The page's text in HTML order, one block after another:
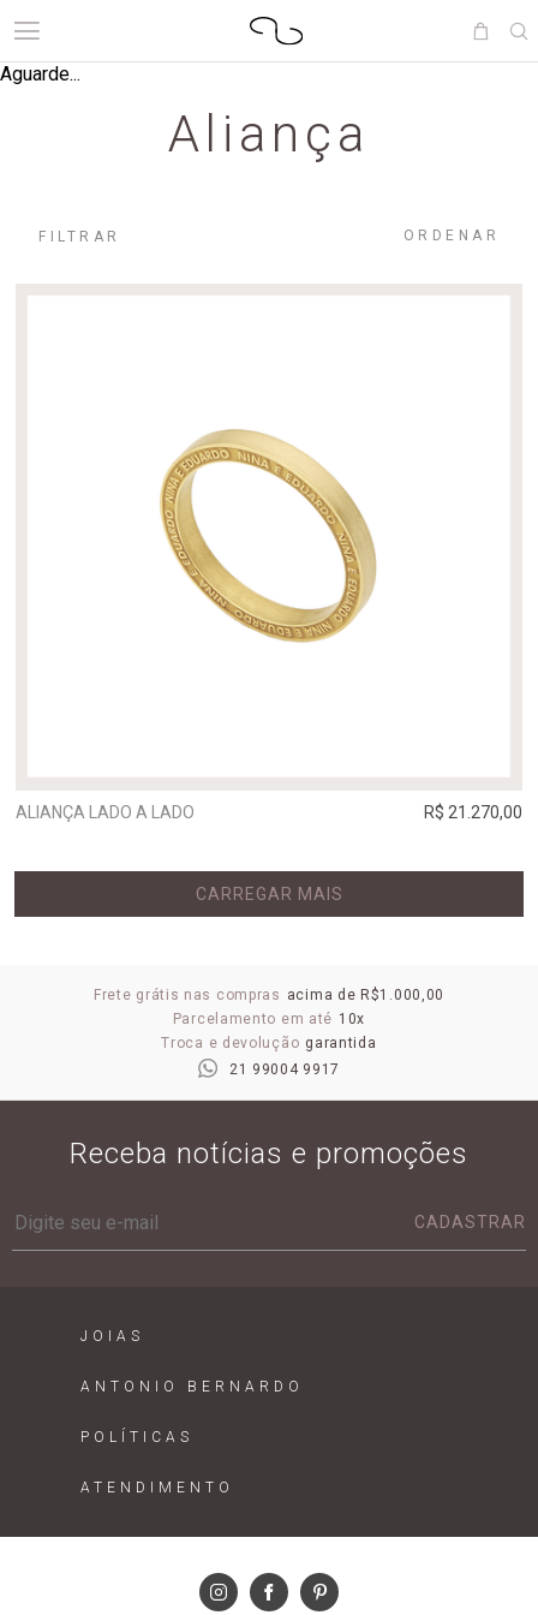
Aguarde...
Aliança
FILTRAR ORDENAR
ALIANÇA LADO A LADO R$ 21.270,00
CARREGAR MAIS
Frete grátis nas compras acima de R$1.000,00
Parcelamento em até 10x
Troca e devolução garantida
21 99004 9917
Receba notícias e promoções
CADASTRAR
JOIAS
ANTONIO BERNARDO
POLÍTICAS
ATENDIMENTO